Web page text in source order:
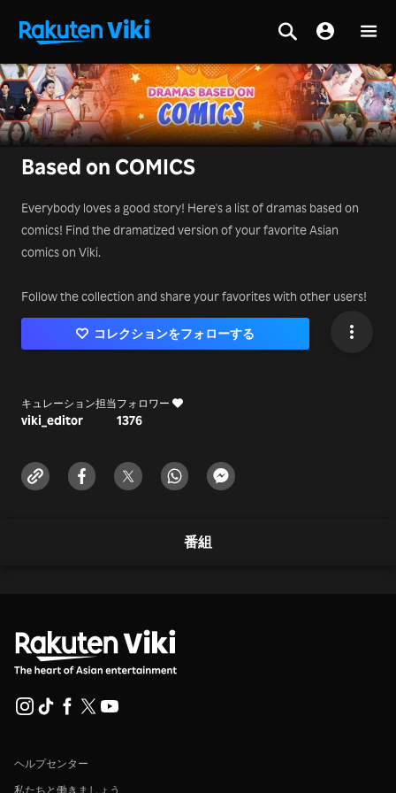
Based on COMICS
Everybody loves a good story! Here's a list of dramas based on
comics! Find the dramatized version of your favorite Asian
comics on Viki.
Follow the collection and share your favorites with other users!
コレクションをフォローする
キュレーション担当
viki_editor
フォロワー
1376
番組
ヘルプセンター
私たちと働きましょう